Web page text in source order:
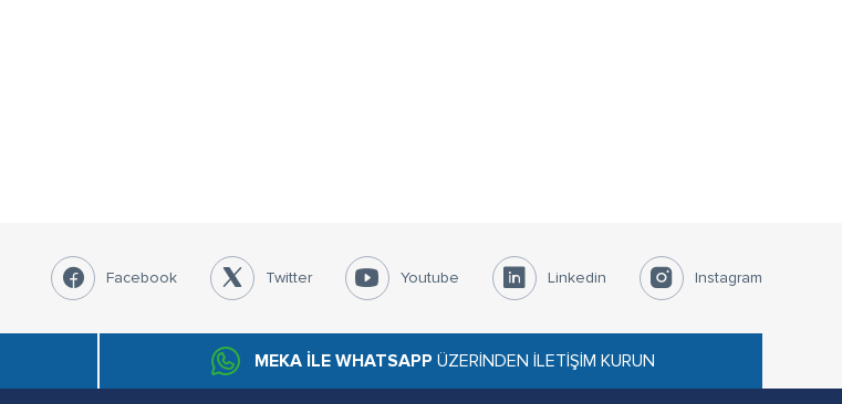
Facebook Twitter Youtube Linkedin Instagram
MEKA İLE WHATSAPP ÜZERİNDEN İLETİŞİM KURUN